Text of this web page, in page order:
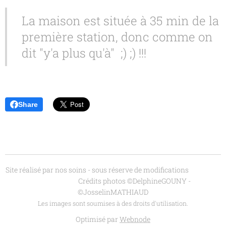
La maison est située à 35 min de la
première station, donc comme on
dit "y'a plus qu'à" ;) ;) !!!
Share
Site réalisé par nos soins - sous réserve de modifications
Crédits photos ©DelphineGOUNY -
©JosselinMATHIAUD
Les images sont soumises à des droits d'utilisation.
Optimisé par Webnode